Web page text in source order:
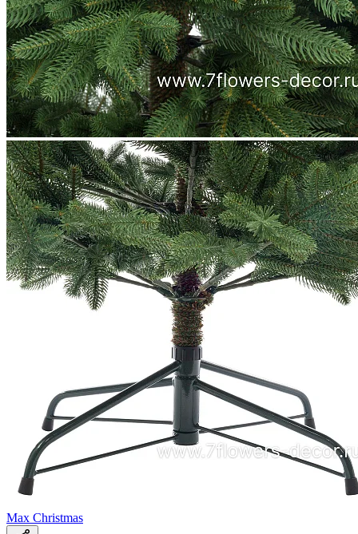
Max Christmas